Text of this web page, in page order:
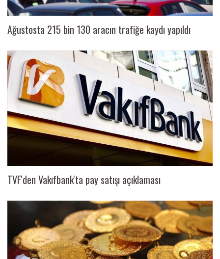
Ağustosta 215 bin 130 aracın trafiğe kaydı yapıldı
TVF'den Vakıfbank'ta pay satışı açıklaması